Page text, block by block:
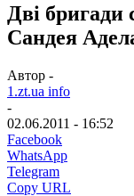
Дві бригади
Сандея
Автор -
1.zt.ua info
-
02.06.2011 - 16:52
Facebook
WhatsApp
Telegram
Copy URL